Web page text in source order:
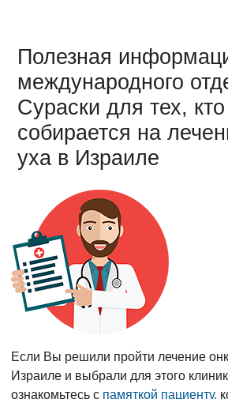
Полезная
международного
Сураски для тех, кто
собирается на
уха в Израиле
Если Вы решили пройти лечение
Израиле и выбрали для этого
ознакомьтесь с памяткой пациенту,